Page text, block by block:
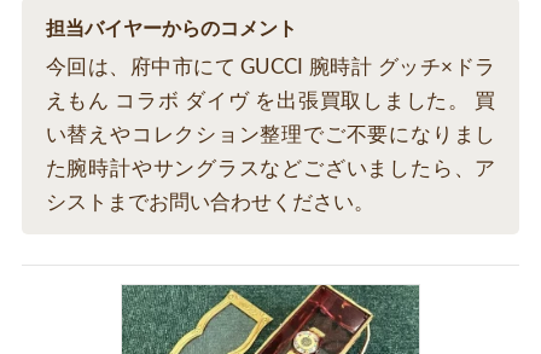
担当バイヤーからのコメント
今回は、府中市にて GUCCI 腕時計 グッチ×ドラ
えもん コラボ ダイヴ を出張買取しました。 買
い替えやコレクション整理でご不要になりまし
た腕時計やサングラスなどございましたら、ア
シストまでお問い合わせください。